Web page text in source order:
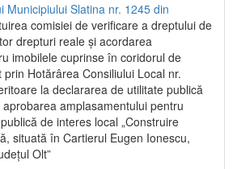
Municipiului Slatina nr. 1245 din
comisiei de verificare a dreptului de
drepturi reale și acordarea
imobilele cuprinse în coridorul de
Hotărârea Consiliului Local nr.
la declararea de utilitate publică
amplasamentului pentru
de interes local „Construire
situată în Cartierul Eugen Ionescu,
Olt”